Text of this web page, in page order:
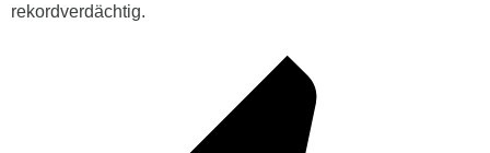
rekordverdächtig.